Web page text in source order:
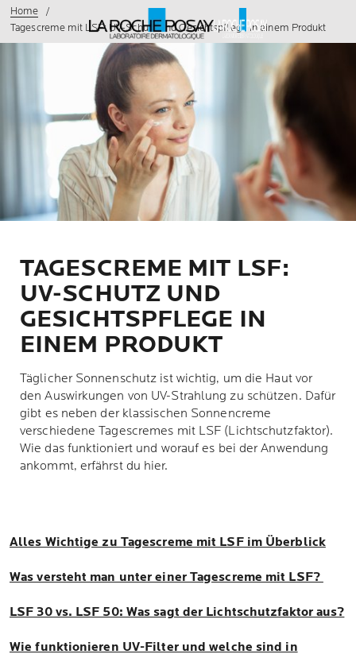
Home
Tagescreme mit LSF: UV-Schutz und Gesichtspflege in einem Produkt
TAGESCREME MIT LSF:
UV-SCHUTZ UND
GESICHTSPFLEGE IN
EINEM PRODUKT
Täglicher Sonnenschutz ist wichtig, um die Haut vor
den Auswirkungen von UV-Strahlung zu schützen. Dafür
gibt es neben der klassischen Sonnencreme
verschiedene Tagescremes mit LSF (Lichtschutzfaktor).
Wie das funktioniert und worauf es bei der Anwendung
ankommt, erfährst du hier.
Alles Wichtige zu Tagescreme mit LSF im Überblick
Was versteht man unter einer Tagescreme mit LSF?
LSF 30 vs. LSF 50: Was sagt der Lichtschutzfaktor aus?
Wie funktionieren UV-Filter und welche sind in